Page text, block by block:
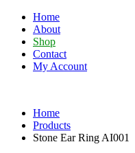
Home
About
Shop
Contact
My Account
Home
Products
Stone Ear Ring AI001